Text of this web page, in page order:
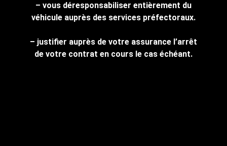
– vous déresponsabiliser entièrement du
véhicule auprès des services préfectoraux.
– justifier auprès de votre assurance l’arrêt
de votre contrat en cours le cas échéant.